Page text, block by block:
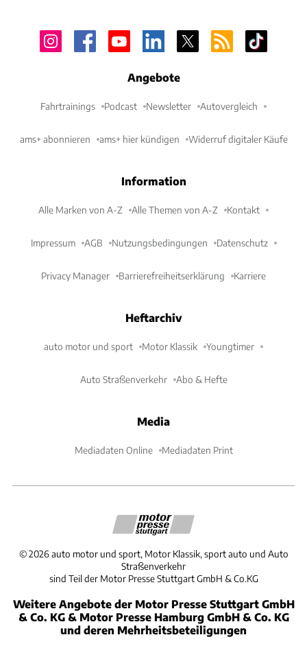
Angebote
Fahrtrainings Podcast Newsletter Autovergleich
ams+ abonnieren ams+ hier kündigen Widerruf digitaler Käufe
Information
Alle Marken von A-Z Alle Themen von A-Z Kontakt
Impressum AGB Nutzungsbedingungen Datenschutz
Privacy Manager Barrierefreiheitserklärung Karriere
Heftarchiv
auto motor und sport Motor Klassik Youngtimer
Auto Straßenverkehr Abo & Hefte
Media
Mediadaten Online Mediadaten Print
©2026 auto motor und sport, Motor Klassik, sport auto und Auto
Straßenverkehr
sind Teil der Motor Presse Stuttgart GmbH & Co.KG
Weitere Angebote der Motor Presse Stuttgart GmbH
& Co. KG & Motor Presse Hamburg GmbH & Co. KG
und deren Mehrheitsbeteiligungen